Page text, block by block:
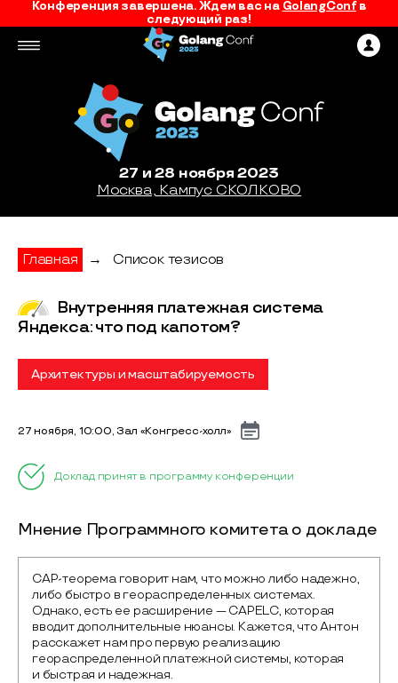
Конференция завершена. Ждем вас на GolangConfв
следующий раз!
27 и 28 ноября 2023
Москва, Кампус СКОЛКОВО
Главная → Список тезисов
Внутренняя платежная система
Яндекса: что под капотом?
Архитектуры и масштабируемость
27 ноября, 10:00, Зал «Конгресс-холл»
Доклад принят в программу конференции
Мнение Программного комитета о докладе
CAP-теорема говорит нам, что можно либо надежно,
либо быстро в геораспределенных системах.
Однако, есть ее расширение — CAPELC, которая
вводит дополнительные нюансы. Кажется, что Антон
расскажет нам про первую реализацию
геораспределенной платежной системы, которая
и быстрая и надежная.